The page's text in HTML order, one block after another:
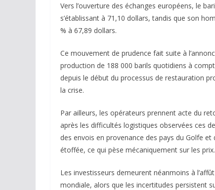
Vers l’ouverture des échanges européens, le
s’établissant à 71,10 dollars, tandis que son
% à 67,89 dollars.
Ce mouvement de prudence fait suite à
production de 188 000 barils quotidiens à
depuis le début du processus de restauration
la crise.
Par ailleurs, les opérateurs prennent acte du
après les difficultés logistiques observées ces
des envois en provenance des pays du Golfe
étoffée, ce qui pèse mécaniquement sur les prix.
Les investisseurs demeurent néanmoins à
mondiale, alors que les incertitudes persistent